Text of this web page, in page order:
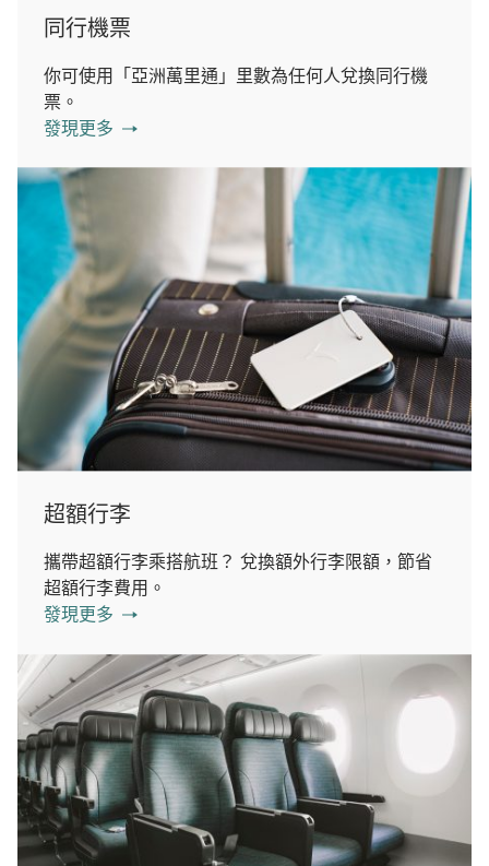
同行機票
你可使用「亞洲萬里通」里數為任何人兌換同行機
票。
發現更多
超額行李
攜帶超額行李乘搭航班？ 兌換額外行李限額，節省
超額行李費用。
發現更多